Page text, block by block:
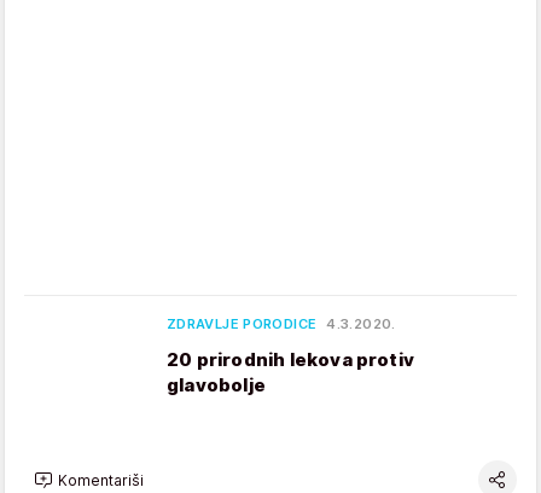
ZDRAVLJE PORODICE 4.3.2020.
20 prirodnih lekova protiv
glavobolje
Komentariši